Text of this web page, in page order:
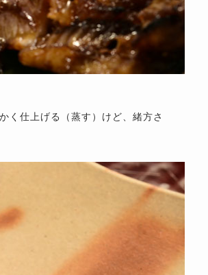
く仕上げる（蒸す）けど、緒方さ